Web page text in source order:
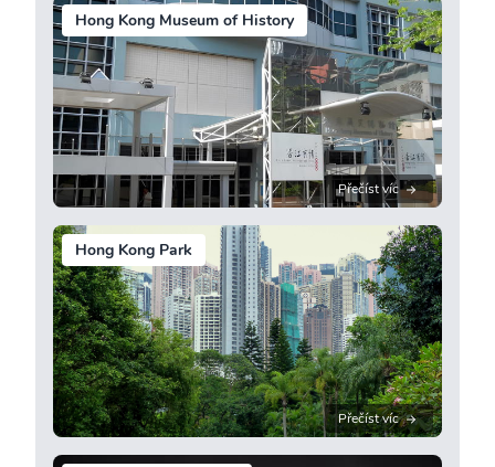
Hong Kong Museum of History
Přečíst víc
Hong Kong Park
Přečíst víc